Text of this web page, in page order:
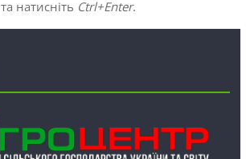
натисніть Ctrl+Enter.